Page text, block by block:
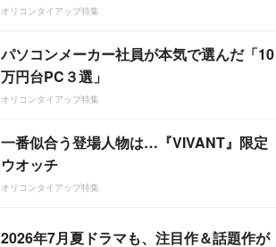
オリコンタイアップ特集
パソコンメーカー社員が本気で選んだ「10
万円台PC３選」
オリコンタイアップ特集
一番似合う登場人物は…『VIVANT』限定
ウオッチ
オリコンタイアップ特集
2026年7月夏ドラマも、注目作＆話題作が